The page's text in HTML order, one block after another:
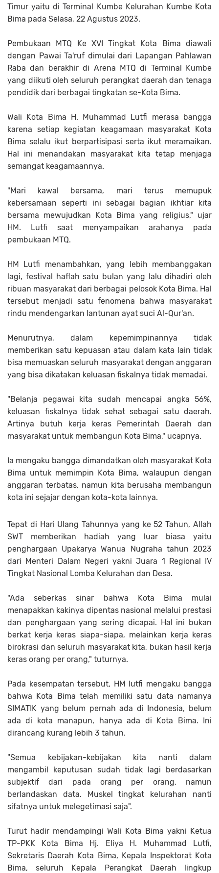
Timur yaitu di Terminal Kumbe Kelurahan Kumbe Kota
Bima pada Selasa, 22 Agustus 2023.
Pembukaan MTQ Ke XVI Tingkat Kota Bima diawali
dengan Pawai Ta'ruf dimulai dari Lapangan Pahlawan
Raba dan berakhir di Arena MTQ di Terminal Kumbe
yang diikuti oleh seluruh perangkat daerah dan tenaga
pendidik dari berbagai tingkatan se-Kota Bima.
Wali Kota Bima H. Muhammad Lutfi merasa bangga
karena setiap kegiatan keagamaan masyarakat Kota
Bima selalu ikut berpartisipasi serta ikut meramaikan.
Hal ini menandakan masyarakat kita tetap menjaga
semangat keagamaannya.
"Mari kawal bersama, mari terus memupuk
kebersamaan seperti ini sebagai bagian ikhtiar kita
bersama mewujudkan Kota Bima yang religius," ujar
HM. Lutfi saat menyampaikan arahanya pada
pembukaan MTQ.
HM Lutfi menambahkan, yang lebih membanggakan
lagi, festival haflah satu bulan yang lalu dihadiri oleh
ribuan masyarakat dari berbagai pelosok Kota Bima. Hal
tersebut menjadi satu fenomena bahwa masyarakat
rindu mendengarkan lantunan ayat suci Al-Qur'an.
Menurutnya, dalam kepemimpinannya tidak
memberikan satu kepuasan atau dalam kata lain tidak
bisa memuaskan seluruh masyarakat dengan anggaran
yang bisa dikatakan keluasan fiskalnya tidak memadai.
"Belanja pegawai kita sudah mencapai angka 56%,
keluasan fiskalnya tidak sehat sebagai satu daerah.
Artinya butuh kerja keras Pemerintah Daerah dan
masyarakat untuk membangun Kota Bima," ucapnya.
Ia mengaku bangga dimandatkan oleh masyarakat Kota
Bima untuk memimpin Kota Bima, walaupun dengan
anggaran terbatas, namun kita berusaha membangun
kota ini sejajar dengan kota-kota lainnya.
Tepat di Hari Ulang Tahunnya yang ke 52 Tahun, Allah
SWT memberikan hadiah yang luar biasa yaitu
penghargaan Upakarya Wanua Nugraha tahun 2023
dari Menteri Dalam Negeri yakni Juara 1 Regional IV
Tingkat Nasional Lomba Kelurahan dan Desa.
"Ada seberkas sinar bahwa Kota Bima mulai
menapakkan kakinya dipentas nasional melalui prestasi
dan penghargaan yang sering dicapai. Hal ini bukan
berkat kerja keras siapa-siapa, melainkan kerja keras
birokrasi dan seluruh masyarakat kita, bukan hasil kerja
keras orang per orang," tuturnya.
Pada kesempatan tersebut, HM lutfi mengaku bangga
bahwa Kota Bima telah memiliki satu data namanya
SIMATIK yang belum pernah ada di Indonesia, belum
ada di kota manapun, hanya ada di Kota Bima. Ini
dirancang kurang lebih 3 tahun.
"Semua kebijakan-kebijakan kita nanti dalam
mengambil keputusan sudah tidak lagi berdasarkan
subjektif dari pada orang per orang, namun
berlandaskan data. Muskel tingkat kelurahan nanti
sifatnya untuk melegetimasi saja".
Turut hadir mendampingi Wali Kota Bima yakni Ketua
TP-PKK Kota Bima Hj. Eliya H. Muhammad Lutfi,
Sekretaris Daerah Kota Bima, Kepala Inspektorat Kota
Bima, seluruh Kepala Perangkat Daerah lingkup